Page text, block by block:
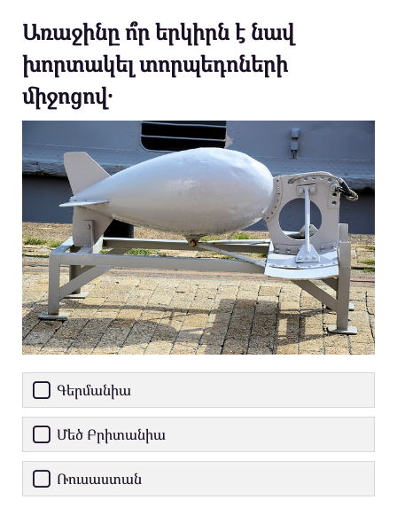
Առաջինը ո՞ր երկիրն է նավ
խորտակել տորպեդոների
միջոցով․
Գերմանիա
Մեծ Բրիտանիա
Ռուսաստան